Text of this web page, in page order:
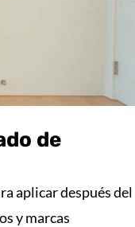
de
aplicar después del
y marcas